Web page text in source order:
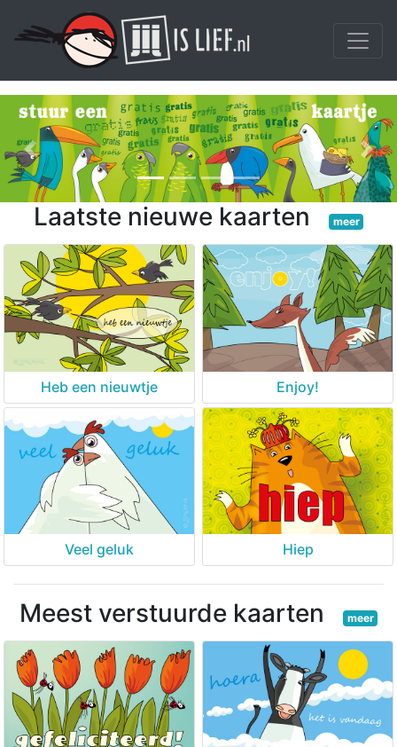
Previous
Laatste nieuwe kaarten meer
Heb een nieuwtje Enjoy!
Veel geluk Hiep
Meest verstuurde kaarten meer